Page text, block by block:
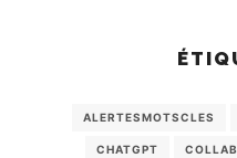
ALERTESMOTSCLES
CHATGPT